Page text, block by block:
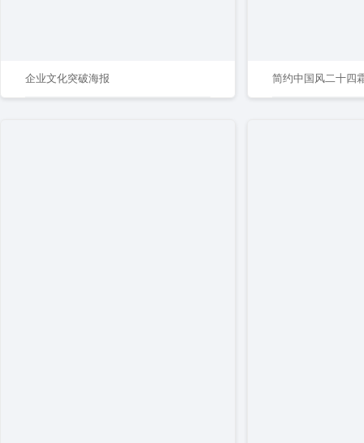
企业文化突破海报 简约中国风二十四